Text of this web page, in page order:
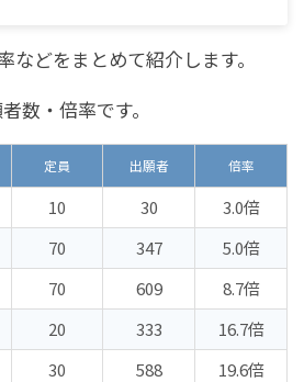
などをまとめて紹介します。
数・倍率です。
定員 出願者 倍率
10 30
3.0倍
70 347
5.0倍
70 609
8.7倍
20 333
16.7倍
30 588 19.6倍